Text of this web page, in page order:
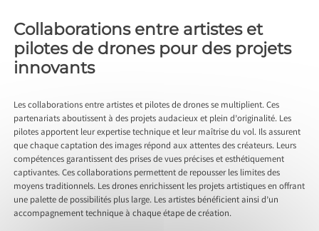
Collaborations entre artistes et
pilotes de drones pour des projets
innovants
Les collaborations entre artistes et pilotes de drones se multiplient. Ces
partenariats aboutissent à des projets audacieux et plein d’originalité. Les
pilotes apportent leur expertise technique et leur maîtrise du vol. Ils assurent
que chaque captation des images répond aux attentes des créateurs. Leurs
compétences garantissent des prises de vues précises et esthétiquement
captivantes. Ces collaborations permettent de repousser les limites des
moyens traditionnels. Les drones enrichissent les projets artistiques en offrant
une palette de possibilités plus large. Les artistes bénéficient ainsi d’un
accompagnement technique à chaque étape de création.